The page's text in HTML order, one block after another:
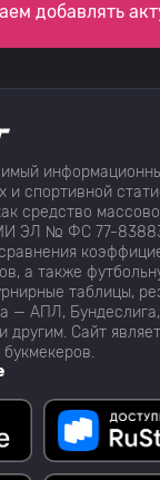
добавлять
и спортивной
средство
ЭЛ № ФС 77-
а также
таблицы,
— АПЛ,
Сайт